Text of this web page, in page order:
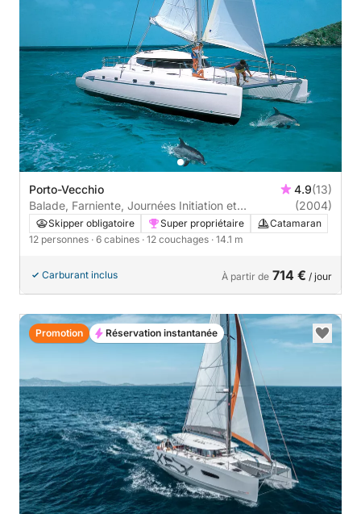
Porto-Vecchio 4.9(13)
Balade, Farniente, Journées Initiation et
découverte Voile
(2004)
Skipper obligatoire Super propriétaire
Catamaran
12 personnes · 6 cabines · 12 couchages · 14.1 m
Carburant inclus À partir de 714 € / jour
Promotion Réservation instantanée